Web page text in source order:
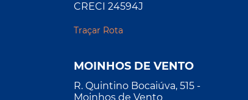
CRECI 24594J
Traçar Rota
MOINHOS DE VENTO
R. Quintino Bocaiúva, 515 -
Moinhos de Vento